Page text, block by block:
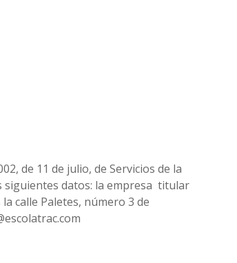
de 11 de julio, de Servicios de la
siguientes datos: la empresa titular
calle Paletes, número 3 de